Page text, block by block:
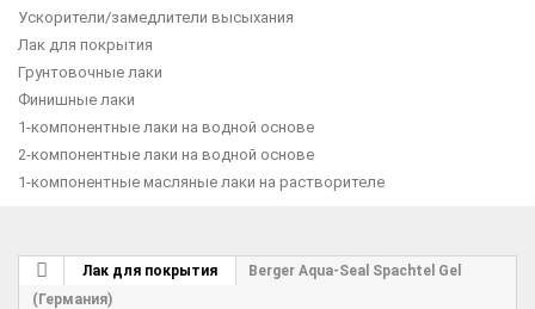
Ускорители/замедлители высыхания
Лак для покрытия
Грунтовочные лаки
Финишные лаки
1-компонентные лаки на водной основе
2-компонентные лаки на водной основе
1-компонентные масляные лаки на растворителе
Лак для покрытия
Berger Aqua-Seal Spachtel Gel
(Германия)